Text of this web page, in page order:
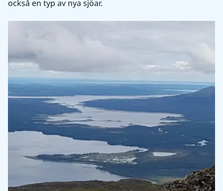
också en typ av nya sjöar.